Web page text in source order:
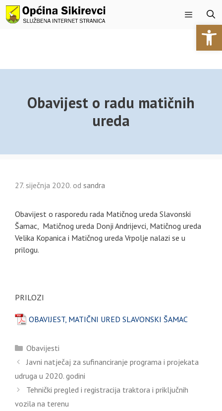
Preskoči
na
Izbornik
Obavijest o radu matičnih
ureda
27. siječnja 2020. od sandra
Obavijest o rasporedu rada Matičnog ureda Slavonski
Šamac, Matičnog ureda Donji Andrijevci, Matičnog ureda
Velika Kopanica i Matičnog ureda Vrpolje nalazi se u
prilogu.
PRILOZI
OBAVIJEST, MATIČNI URED SLAVONSKI ŠAMAC
Kategorije
Obavijesti
Javni natječaj za sufinanciranje programa i projekata
udruga u 2020. godini
Tehnički pregled i registracija traktora i priključnih
vozila na terenu